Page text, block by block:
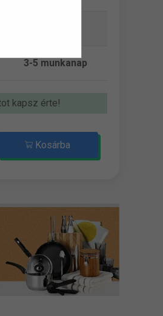
3-5 munkanap
kapsz érte!
Kosárba